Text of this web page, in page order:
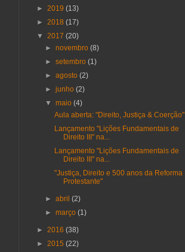
► 2019 (13)
► 2018 (17)
▼ 2017 (20)
►novembro(8)
►setembro(1)
►agosto(2)
►junho(2)
▼maio(4)
Aula aberta: "Direito, Justiça & Coerção"
Lançamento "Lições Fundamentais de
Direito III" na...
Lançamento "Lições Fundamentais de
Direito III" na...
"Justiça, Direito e 500 anos da Reforma
Protestante"
►abril(2)
►março(1)
► 2016 (38)
► 2015 (22)